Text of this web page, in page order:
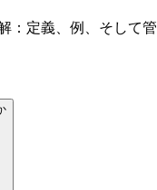
：定義、例、そして